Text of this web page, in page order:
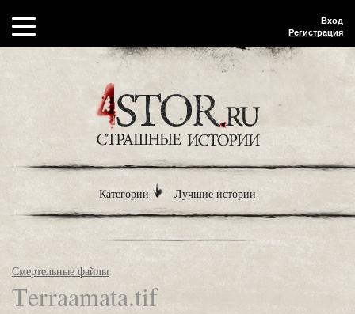
Вход
Регистрация
Категории Лучшие истории
Смертельные файлы
Тerraamata.tif